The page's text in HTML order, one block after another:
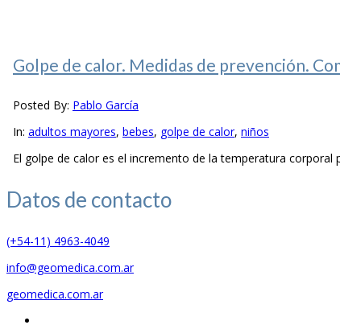
Golpe de calor. Medidas de prevención.
Posted By: Pablo García
In: adultos mayores, bebes, golpe de calor, niños
El golpe de calor es el incremento de la temperatura corporal
Datos de contacto
(+54-11) 4963-4049
info@geomedica.com.ar
geomedica.com.ar